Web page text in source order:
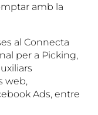
amb la
al Connecta
per a Picking,
web,
Ads, entre